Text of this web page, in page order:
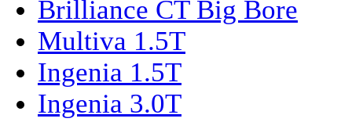
Brilliance CT Big Bore
Multiva 1.5T
Ingenia 1.5T
Ingenia 3.0T